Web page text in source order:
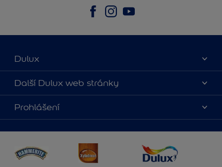
Dulux
O nás
Kontaktujte nás
Najít obchod
Další Dulux web stránky
duluxmalir.cz
duluxmaliar.sk
duluxprodejnabarev.cz
duluxpredajnafarieb.sk
Prohlášení